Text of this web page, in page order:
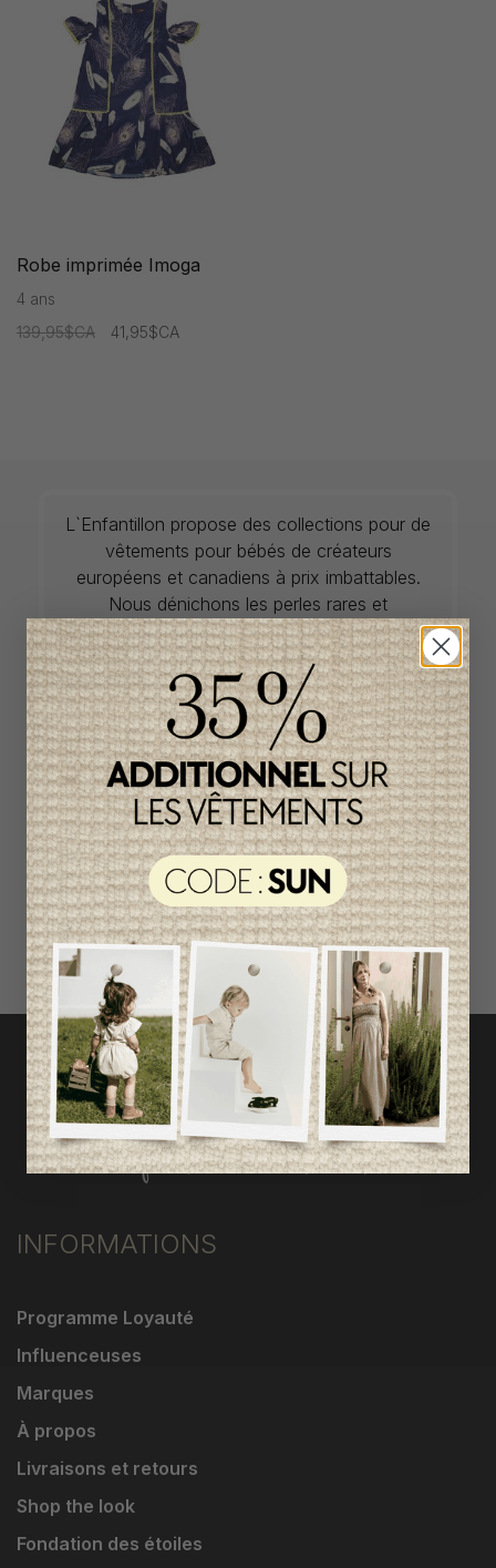
Robe imprimée Imoga
4 ans
139,95$CA
41,95$CA
L`Enfantillon propose des collections pour de
vêtements pour bébés de créateurs
européens et canadiens à prix imbattables.
Nous dénichons les perles rares et
choisissons les plus belles pièces de saisons
en saisons. Si un vêtement vous convient, ne
tardez pas à vous le procurer car la plupart du
temps, les articles offerts ne sont disponibles
que dans une seule taille et en un seul
exemplaire. Profitez de la livraison gratuite au
Canada avec tout achat de 100$ et plus
avant taxes.
ACCÈS RAPIDE
magasinez par catégorie
INFORMATIONS
Programme Loyauté
Influenceuses
Marques
À propos
Livraisons et retours
Shop the look
Fondation des étoiles